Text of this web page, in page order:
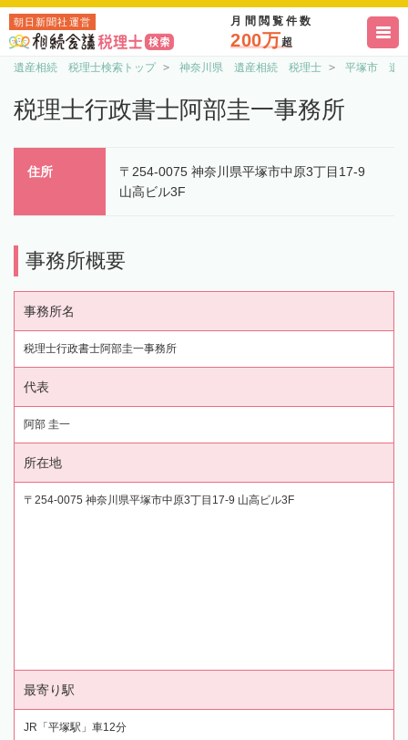
朝日新聞社運営 月間閲覧件数
200万超
遺産相続 税理士検索トップ 神奈川県 遺産相続 税理士 平塚市 遺
税理士行政書士阿部圭一事務所
住所
〒254-0075 神奈川県平塚市中原3丁目17-9
山高ビル3F
事務所概要
事務所名
税理士行政書士阿部圭一事務所
代表
阿部 圭一
所在地
〒254-0075 神奈川県平塚市中原3丁目17-9 山高ビル3F
最寄り駅
JR「平塚駅」車12分